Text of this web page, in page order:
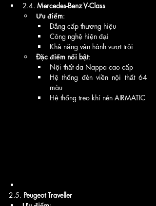
2.4. Mercedes-Benz V-Class
Ưu điểm:
Đẳng cấp thương hiệu
Công nghệ hiện đại
Khả năng vận hành vượt trội
Đặc điểm nổi bật:
Nội thất da Nappa cao cấp
Hệ thống đèn viền nội thất 64
màu
Hệ thống treo khí nén AIRMATIC
2.5. Peugeot Traveller